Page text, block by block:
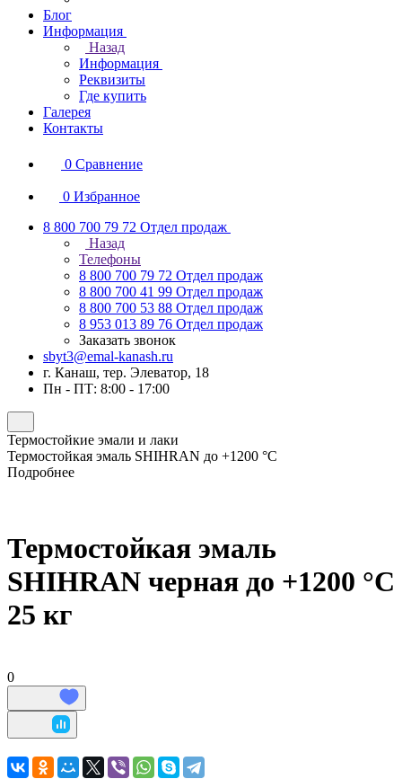
Блог
Информация
Назад
Информация
Реквизиты
Где купить
Галерея
Контакты
0 Сравнение
0 Избранное
8 800 700 79 72 Отдел продаж
Назад
Телефоны
8 800 700 79 72 Отдел продаж
8 800 700 41 99 Отдел продаж
8 800 700 53 88 Отдел продаж
8 953 013 89 76 Отдел продаж
Заказать звонок
sbyt3@emal-kanash.ru
г. Канаш, тер. Элеватор, 18
Пн - ПТ: 8:00 - 17:00
Термостойкие эмали и лаки
Термостойкая эмаль SHIHRAN до +1200 °C
Подробнее
Термостойкая эмаль
SHIHRAN черная до +1200 °C
25 кг
0